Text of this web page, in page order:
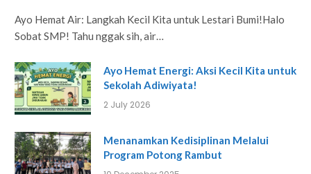
Ayo Hemat Air: Langkah Kecil Kita untuk Lestari Bumi!Halo
Sobat SMP! Tahu nggak sih, air…
Ayo Hemat Energi: Aksi Kecil Kita untuk
Sekolah Adiwiyata!
2 July 2026
Menanamkan Kedisiplinan Melalui
Program Potong Rambut